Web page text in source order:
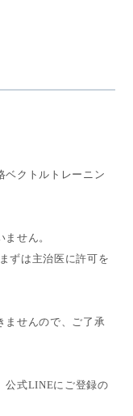
ベクトルトレーニン
せん。
ずは主治医に許可を
ませんので、ご了承
公式LINEにご登録の